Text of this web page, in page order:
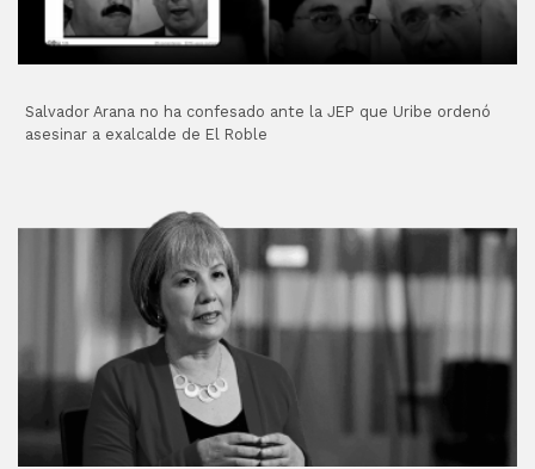
Salvador Arana no ha confesado ante la JEP que Uribe ordenó
asesinar a exalcalde de El Roble